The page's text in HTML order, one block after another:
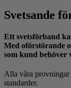
Svetsande
Ett svetsförband
Med oförstörande
som kund behöver
Alla våra
standarder.